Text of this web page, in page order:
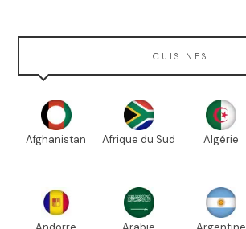
CUISINES
Afghanistan Afrique du Sud Algérie